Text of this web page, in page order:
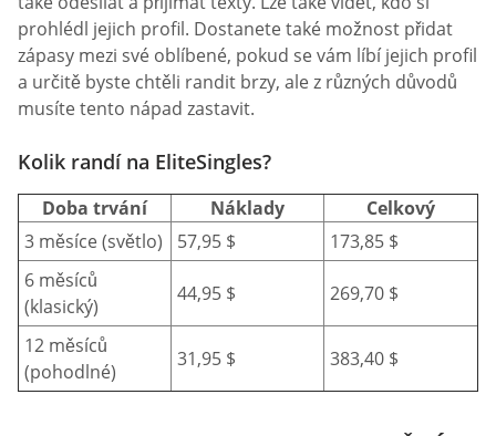
prohlédl jejich profil. Dostanete také možnost přidat
zápasy mezi své oblíbené, pokud se vám líbí jejich profil
a určitě byste chtěli randit brzy, ale z různých důvodů
musíte tento nápad zastavit.
Kolik randí na EliteSingles?
Doba trvání Náklady
Celkový
3 měsíce (světlo)
57,95 $
173,85 $
6 měsíců
(klasický)
44,95 $ 269,70 $
12 měsíců
(pohodlné)
31,95 $ 383,40 $